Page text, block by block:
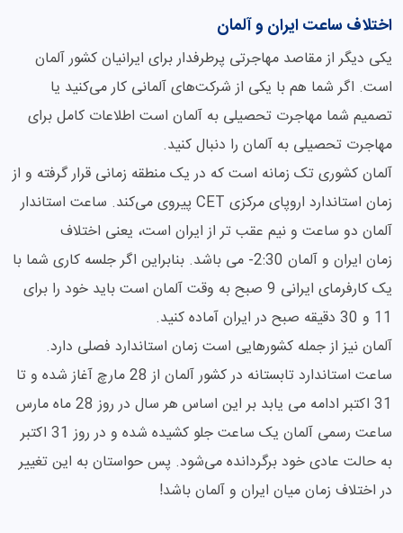
اختلاف ساعت ایران و آلمان
یکی دیگر از مقاصد مهاجرتی پرطرفدار برای ایرانیان کشور آلمان
است. اگر شما هم با یکی از شرکت‌های آلمانی کار می‌کنید یا
تصمیم شما مهاجرت تحصیلی به آلمان است اطلاعات کامل برای
مهاجرت تحصیلی به آلمان را دنبال کنید.
آلمان کشوری تک زمانه است که در یک منطقه زمانی قرار گرفته و از
زمان استاندارد اروپای مرکزی CET پیروی می‌کند. ساعت استاندار
آلمان دو ساعت و نیم عقب تر از ایران است، یعنی اختلاف
زمان ایران و آلمان 2:30- می باشد. بنابراین اگر جلسه کاری شما با
یک کارفرمای ایرانی 9 صبح به وقت آلمان است باید خود را برای
11 و 30 دقیقه صبح در ایران آماده کنید.
آلمان نیز از جمله کشورهایی است زمان استاندارد فصلی دارد.
ساعت استاندارد تابستانه در کشور آلمان از 28 مارچ آغاز شده و تا
31 اکتبر ادامه می یابد بر این اساس هر سال در روز 28 ماه مارس
ساعت رسمی آلمان یک ساعت جلو کشیده شده و در روز 31 اکتبر
به حالت عادی خود برگردانده می‌شود. پس حواستان به این تغییر
در اختلاف زمان میان ایران و آلمان باشد!